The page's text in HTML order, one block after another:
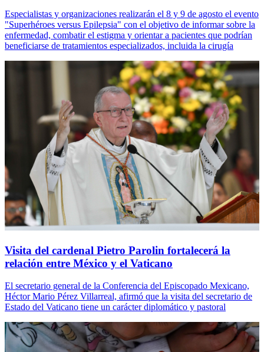
Especialistas y organizaciones realizarán el 8 y 9 de agosto el evento
"Superhéroes versus Epilepsia" con el objetivo de informar sobre la
enfermedad, combatir el estigma y orientar a pacientes que podrían
beneficiarse de tratamientos especializados, incluida la cirugía
Visita del cardenal Pietro Parolin fortalecerá la
relación entre México y el Vaticano
El secretario general de la Conferencia del Episcopado Mexicano,
Héctor Mario Pérez Villarreal, afirmó que la visita del secretario de
Estado del Vaticano tiene un carácter diplomático y pastoral